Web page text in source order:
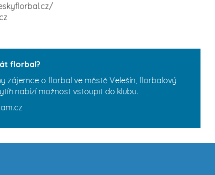
florbal?
zájemce o florbal ve městě Velešín, florbalový
nabízí možnost vstoupit do klubu.